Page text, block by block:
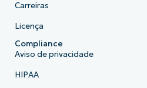
Carreiras
Licença
Compliance
Aviso de privacidade
HIPAA